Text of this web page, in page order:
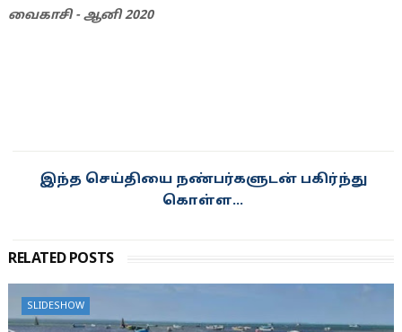
வைகாசி - ஆனி 2020
இந்த செய்தியை நண்பர்களுடன் பகிர்ந்து
கொள்ள...
RELATED POSTS
SLIDESHOW